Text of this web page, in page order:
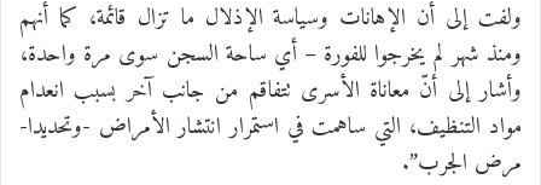
ولفت إلى أن الإهانات وسياسة الإذلال ما تزال قائمة، كما أنهم
ومنذ شهر لم يخرجوا للفورة – أي ساحة السجن سوى مرة واحدة،
وأشار إلى أنّ معاناة الأسرى تتفاقم من جانب آخر بسبب انعدام
مواد التنظيف، التي ساهمت في استمرار انتشار الأمراض -وتحديدا-
مرض الجرب”.